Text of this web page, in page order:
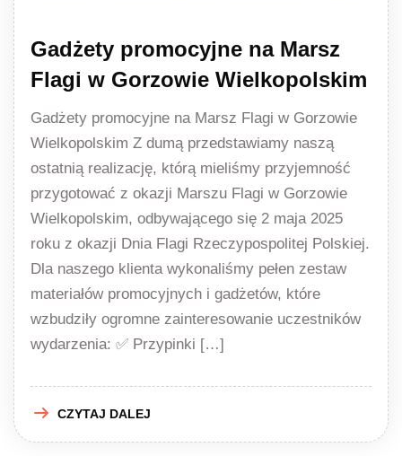
Gadżety promocyjne na Marsz
Flagi w Gorzowie Wielkopolskim
Gadżety promocyjne na Marsz Flagi w Gorzowie
Wielkopolskim Z dumą przedstawiamy naszą
ostatnią realizację, którą mieliśmy przyjemność
przygotować z okazji Marszu Flagi w Gorzowie
Wielkopolskim, odbywającego się 2 maja 2025
roku z okazji Dnia Flagi Rzeczypospolitej Polskiej.
Dla naszego klienta wykonaliśmy pełen zestaw
materiałów promocyjnych i gadżetów, które
wzbudziły ogromne zainteresowanie uczestników
wydarzenia: ✅ Przypinki […]
CZYTAJ DALEJ